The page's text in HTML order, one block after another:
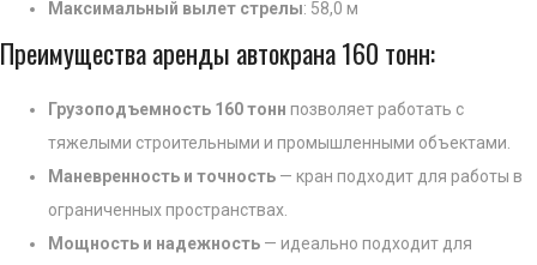
Максимальный вылет стрелы: 58,0 м
Преимущества аренды автокрана 160 тонн:
Грузоподъемность 160 тонн позволяет работать с
тяжелыми строительными и промышленными объектами.
Маневренность и точность — кран подходит для работы в
ограниченных пространствах.
Мощность и надежность — идеально подходит для